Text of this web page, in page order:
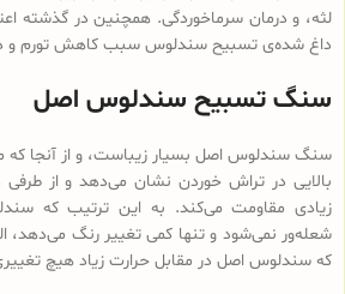
لثه، و درمان سرماخوردگی. همچنین در گذشته
داغ شده‌ی تسبیح سندلوس سبب کاهش تورم و
سنگ تسبیح سندلوس اصل
سنگ سندلوس اصل بسیار زیباست، و از آنجا که
بالایی در تراش خوردن نشان می‌دهد و از طرفی
زیادی مقاومت می‌کند. به این ترتیب که
شعله‌ور نمی‌شود و تنها کمی تغییر رنگ می‌دهد،
که سندلوس اصل در مقابل حرارت زیاد هیچ